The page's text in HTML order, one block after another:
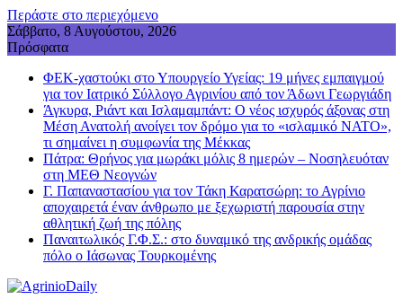
Περάστε στο περιεχόμενο
Σάββατο, 8 Αυγούστου, 2026
Πρόσφατα
ΦΕΚ-χαστούκι στο Υπουργείο Υγείας: 19 μήνες εμπαιγμού
για τον Ιατρικό Σύλλογο Αγρινίου από τον Άδωνι Γεωργιάδη
Άγκυρα, Ριάντ και Ισλαμαμπάντ: Ο νέος ισχυρός άξονας στη
Μέση Ανατολή ανοίγει τον δρόμο για το «ισλαμικό ΝΑΤΟ»,
τι σημαίνει η συμφωνία της Μέκκας
Πάτρα: Θρήνος για μωράκι μόλις 8 ημερών – Νοσηλευόταν
στη ΜΕΘ Νεογνών
Γ. Παπαναστασίου για τον Τάκη Καρατσώρη: το Αγρίνιο
αποχαιρετά έναν άνθρωπο με ξεχωριστή παρουσία στην
αθλητική ζωή της πόλης
Παναιτωλικός Γ.Φ.Σ.: στο δυναμικό της ανδρικής ομάδας
πόλο ο Ιάσωνας Τουρκομένης